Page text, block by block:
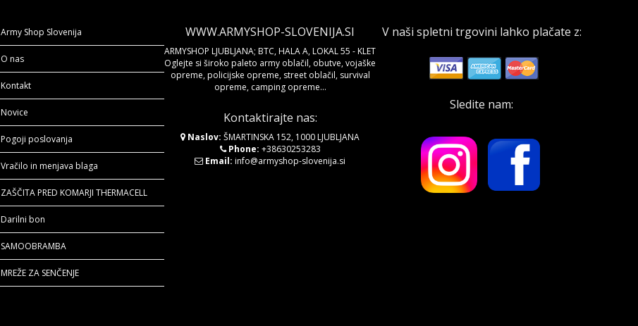
Army Shop Slovenija
O nas
Kontakt
Novice
Pogoji poslovanja
Vračilo in menjava blaga
ZAŠČITA PRED KOMARJI THERMACELL
Darilni bon
SAMOOBRAMBA
MREŽE ZA SENČENJE
WWW.ARMYSHOP-SLOVENIJA.SI
ARMYSHOP LJUBLJANA; BTC, HALA A, LOKAL 55 - KLET
Oglejte si široko paleto army oblačil, obutve, vojaške
opreme, policijske opreme, street oblačil, survival
opreme, camping opreme...
Kontaktirajte nas:
Naslov: ŠMARTINSKA 152, 1000 LJUBLJANA
Phone: +38630253283
Email: info@armyshop-slovenija.si
V naši spletni trgovini lahko plačate z:
Sledite nam: